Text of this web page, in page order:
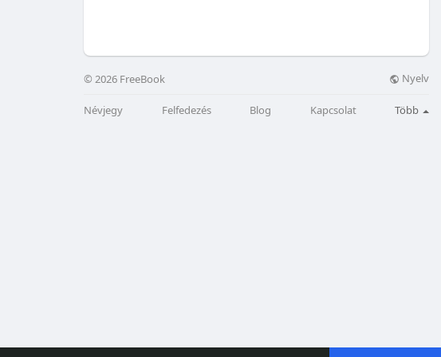
© 2026 FreeBook Nyelv
Névjegy Felfedezés Blog Kapcsolat Több